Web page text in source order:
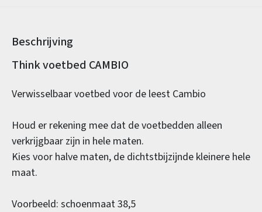
Beschrijving
Productinformatie
Think voetbed CAMBIO
Verwisselbaar voetbed voor de leest Cambio
Houd er rekening mee dat de voetbedden alleen
verkrijgbaar zijn in hele maten.
Kies voor halve maten, de dichtstbijzijnde kleinere hele
maat.
Voorbeeld: schoenmaat 38,5